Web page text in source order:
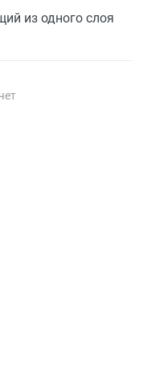
из одного слоя